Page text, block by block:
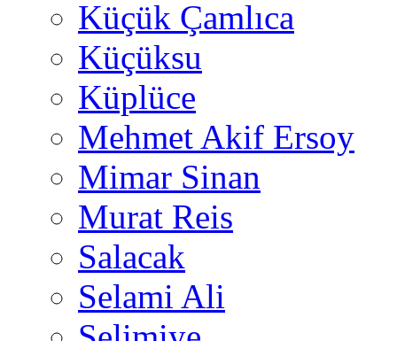
Küçük Çamlıca
Küçüksu
Küplüce
Mehmet Akif Ersoy
Mimar Sinan
Murat Reis
Salacak
Selami Ali